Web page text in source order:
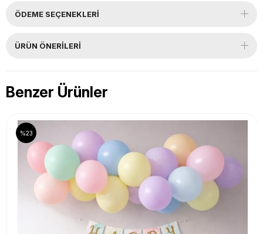
ÖDEME SEÇENEKLERI
ÜRÜN ÖNERILERI
Benzer Ürünler
%23